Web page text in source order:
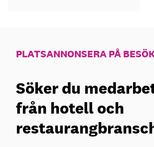
PLATSANNONSERA PÅ
Söker du
från hotell och